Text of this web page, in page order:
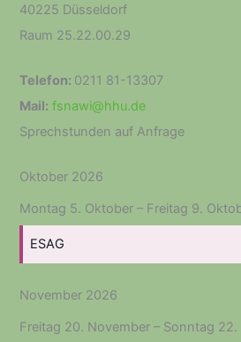
40225 Düsseldorf
Raum 25.22.00.29
Telefon: 0211 81-13307
Mail: fsnawi@hhu.de
Sprechstunden auf Anfrage
Oktober 2026
Montag 5. Oktober – Freitag 9.
ESAG
November 2026
Freitag 20. November – Sonntag 22.